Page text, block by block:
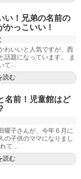
い！兄弟の名前の
かっこいい！
わいいと人気ですが、西
話題になっています。 ま
て...
読む
名前！児童館はど
曜子さんが、今年６月に
の子供のママになりまし
て...
読む